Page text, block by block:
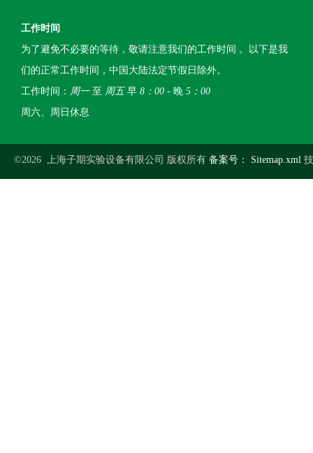
工作时间
为了避免不必要的等待，敬请注意我们的工作时间 。以下是我
们的正常工作时间，中国大陆法定节假日除外。
工作时间： 周一至 周五早 8：00 - 晚 5：00
周六、周日休息
©2026 上海子期实验设备有限公司 版权所有 备案号： Sitemap.xml